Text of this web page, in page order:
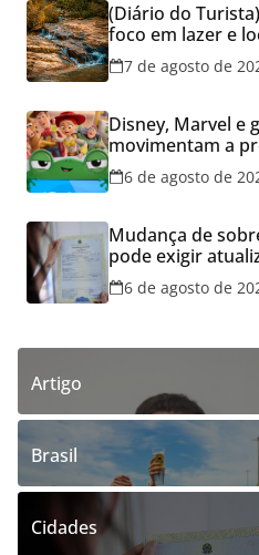
(Diário do
foco em lazer e
cresce no Brasil
7 de agosto de
Disney, Marvel e
movimentam a
do Aparecida
6 de agosto de
Mudança de
pode exigir
dos filhos para
6 de agosto de
Artigo
Brasil
Cidades